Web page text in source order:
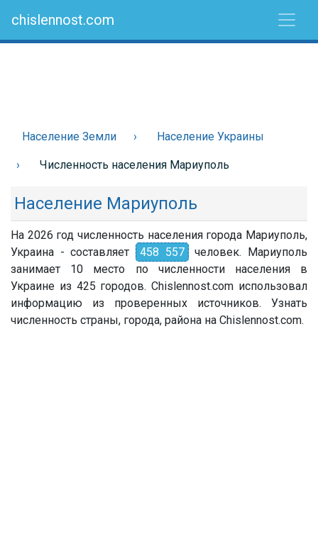
chislennost.com
Население Земли Население Украины
Численность населения Мариуполь
Население Мариуполь
На 2026 год численность населения города Мариуполь,
Украина - составляет
458 557 человек. Мариуполь
занимает 10 место по численности населения в
Украине из 425 городов. Chislennost.com использовал
информацию из проверенных источников. Узнать
численность страны, города, района на Chislennost.com.